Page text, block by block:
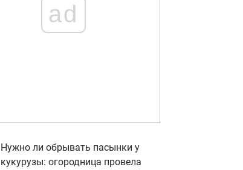
ad
Нужно ли обрывать пасынки у
кукурузы: огородница провела